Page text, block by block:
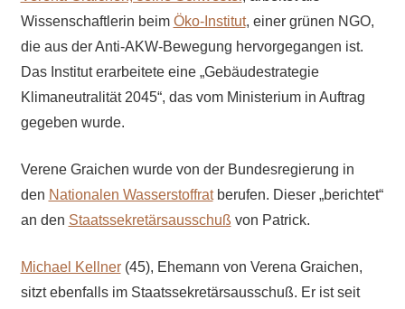
Wissenschaftlerin beim Öko-Institut, einer grünen NGO,
die aus der Anti-AKW-Bewegung hervorgegangen ist.
Das Institut erarbeitete eine „Gebäudestrategie
Klimaneutralität 2045“, das vom Ministerium in Auftrag
gegeben wurde.
Verene Graichen wurde von der Bundesregierung in
den Nationalen Wasserstoffratberufen. Dieser „berichtet“
an den Staatssekretärsausschuß von Patrick.
Michael Kellner(45), Ehemann von Verena Graichen,
sitzt ebenfalls im Staatssekretärsausschuß. Er ist seit